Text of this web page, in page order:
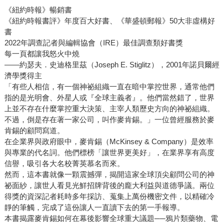
《紐約時報》暢銷書
《紐約時報書評》年度百大好書、《華盛頓郵報》50大非虛構好
書
2022年調查記者與編輯協會（IRE）最佳調查類好書獎
每一頁都讓我怒火中燒
——約瑟夫．史迪格里茲（Joseph E. Stiglitz），2001年諾貝爾經
濟學獎得主
「有些人相信，有一個神祕組織一直在暗中掌控世界，通常他們
指的是光明會、外星人或『全球主義者』。他們當然錯了，世界
上並不存在什麼掌控重大決策、主宰人類歷史方向的神祕組織。
不過，倒是存在著一家公司，叫作麥肯錫。」一位曾經服務於麥
肯錫的顧問寫道。
在企業界與政府眼中，麥肯錫（McKinsey & Company）是效率
與專業的代名詞。他們標榜「讓世界更美好」，在業界享有高度
信譽，吸引各大名校菁英慕名而來。
然而，這本書就像一顆震撼彈，揭開這家全球頂尖顧問公司的神
祕面紗，讓世人看見光鮮招牌背後的龐大利益與道德爭議。兩位
得獎的資深記者耗時多年採訪、蒐集上萬份機密文件，以精確冷
靜的筆觸，完成了這份讓人一直讀下去的第一手報導。
本書揭露麥肯錫如何在幕後影響全球重大議題──鴉片類藥物、電